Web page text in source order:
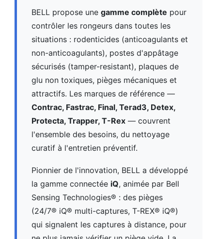
BELL propose une gamme complète pour
contrôler les rongeurs dans toutes les
situations : rodenticides (anticoagulants et
non-anticoagulants), postes d'appâtage
sécurisés (tamper-resistant), plaques de
glu non toxiques, pièges mécaniques et
attractifs. Les marques de référence —
Contrac, Fastrac, Final, Terad3, Detex,
Protecta, Trapper, T-Rex — couvrent
l'ensemble des besoins, du nettoyage
curatif à l'entretien préventif.
Pionnier de l'innovation, BELL a développé
la gamme connectée iQ, animée par Bell
Sensing Technologies® : des pièges
(24/7® iQ® multi-captures, T-REX® iQ®)
qui signalent les captures à distance, pour